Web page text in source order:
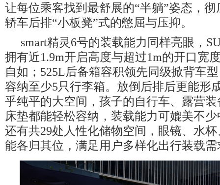
让每位乘客找到最舒展的“半躺”姿态，
轿车后排“小板凳”式的憋屈与压抑。
smart精灵6号的装载能力同样亮眼，
拥有近1.9m开启高度与超过1m的开口宽
自如；525L后备箱容积领先同级掀背车
容纳至少5只行李箱。放倒后排后更能形
乎纯平的大空间，孩子的自行车、露营
床垫都能轻松容纳，装载能力可媲美不
还有共29处人性化储物空间，眼镜、水
能各归其位，满足用户多样化出行装载需